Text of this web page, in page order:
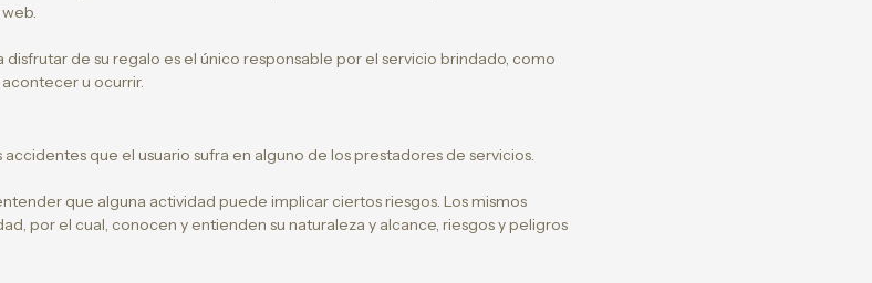
disfrutar de su regalo es el único responsable por el servicio brindado, como
u ocurrir.
que el usuario sufra en alguno de los prestadores de servicios.
que alguna actividad puede implicar ciertos riesgos. Los mismos
por el cual, conocen y entienden su naturaleza y alcance, riesgos y peligros